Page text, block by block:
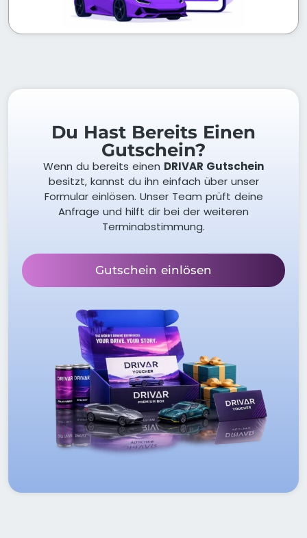
Du Hast Bereits Einen
Gutschein?
Wenn du bereits einen DRIVAR Gutschein
besitzt, kannst du ihn einfach über unser
Formular einlösen. Unser Team prüft deine
Anfrage und hilft dir bei der weiteren
Terminabstimmung.
Gutschein einlösen